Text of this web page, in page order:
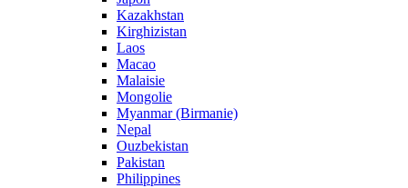
Kazakhstan
Kirghizistan
Laos
Macao
Malaisie
Mongolie
Myanmar (Birmanie)
Nepal
Ouzbekistan
Pakistan
Philippines